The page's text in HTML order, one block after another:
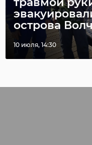
острова
10 июля, 14:30